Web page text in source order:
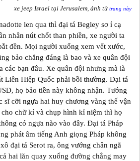
xe jeep Israel tại Jerusalem, ảnh từtrang này
len qua thì đại tá Begley sơ í cạ
nhân nút chốt than phiền, xe người ta
đền. Mọi người xuống xem vết xước,
bảo chẳng đáng là bao và xe quân đội
các bạn đâu. Xe quân đội nhưng mà là
Liên Hiệp Quốc phải bồi thường. Đại tá
họ bảo tiền này không nhận. Tướng
sĩ cỡi ngựa hai huy chương vàng thế vận
chữ k‎í và chụp hình kỉ niệm thì họ
có ngựa nào vào đây. Đại tá Pháp
phát âm tiếng Anh giọng Pháp không
đại tá Serot ra, ông vướng chân ngã
hai lăn quay xuống đường chẳng may